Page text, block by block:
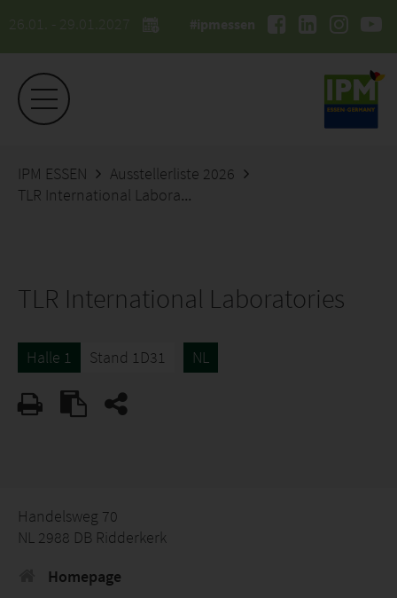
26.01. - 29.01.2027 #ipmessen
IPM ESSEN
Ausstellerliste 2026
TLR International Laboratories
TLR International Laboratories
Halle 1 Stand 1D31 NL
Handelsweg 70
NL 2988 DB Ridderkerk
Homepage